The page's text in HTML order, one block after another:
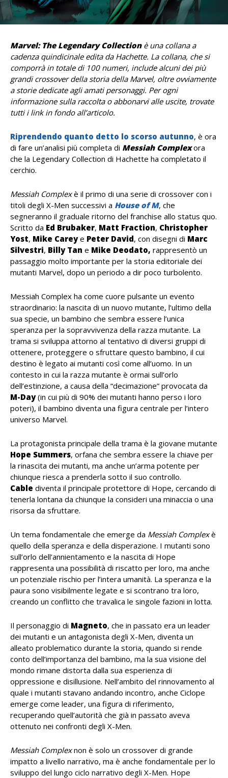
Marvel: The Legendary Collectionè una collana a
cadenza quindicinale edita da Hachette. La collana, che si
comporrà in totale di 100 numeri, include alcuni dei più
grandi crossover della storia della Marvel, oltre ovviamente
a storie dedicate agli amati personaggi. Per ogni
informazione sulla raccolta o abbonarvi alle uscite, trovate
tutti i link in fondo all’articolo.
Riprendendo quanto detto lo scorso autunno, è ora
di fare un’analisi più completa di Messiah Complexora
che la Legendary Collection di Hachette ha completato il
cerchio.
Messiah Complexè il primo di una serie di crossover con i
titoli degli X-Men successivi a House of M, che
segneranno il graduale ritorno del franchise allo status quo.
Scritto da Ed Brubaker, Matt Fraction, Christopher
Yost, Mike Careye Peter David, con disegni di Marc
Silvestri, Billy Tan e Mike Deodato, rappresentò un
passaggio molto importante per la storia editoriale dei
mutanti Marvel, dopo un periodo a dir poco turbolento.
Messiah Complex ha come cuore pulsante un evento
straordinario: la nascita di un nuovo mutante, l’ultimo della
sua specie, un bambino che sembra essere l’unica
speranza per la sopravvivenza della razza mutante. La
trama si sviluppa attorno al tentativo di diversi gruppi di
ottenere, proteggere o sfruttare questo bambino, il cui
destino è legato ai mutanti così come all’uomo. In un
contesto in cui la razza mutante è ormai sull’orlo
dell’estinzione, a causa della “decimazione” provocata da
M-Day(in cui più di 90% dei mutanti hanno perso i loro
poteri), il bambino diventa una figura centrale per l’intero
universo Marvel.
La protagonista principale della trama è la giovane mutante
Hope Summers, orfana che sembra essere la chiave per
la rinascita dei mutanti, ma anche un’arma potente per
chiunque riesca a prenderla sotto il suo controllo.
Cable diventa il principale protettore di Hope, cercando di
tenerla lontana da chiunque la consideri una minaccia o una
risorsa da sfruttare.
Un tema fondamentale che emerge da Messiah Complexè
quello della speranza e della disperazione. I mutanti sono
sull’orlo dell’annientamento e la nascita di Hope
rappresenta una possibilità di riscatto per loro, ma anche
un potenziale rischio per l’intera umanità. La speranza e la
paura sono visibilmente legate e si scontrano tra loro,
creando un conflitto che travalica le singole fazioni in lotta.
Il personaggio di Magneto, che in passato era un leader
dei mutanti e un antagonista degli X-Men, diventa un
alleato problematico durante la storia, quando si rende
conto dell’importanza del bambino, ma la sua visione del
mondo rimane distorta dalla sua esperienza di
oppressione e disillusione. Nell’ambito del rinnovamento al
quale i mutanti stavano andando incontro, anche Ciclope
emerge come leader, una figura di riferimento,
recuperando quell’autorità che già in passato aveva
ottenuto nei confronti degli X-Men.
Messiah Complexnon è solo un crossover di grande
impatto a livello narrativo, ma è anche fondamentale per lo
sviluppo del lungo ciclo narrativo degli X-Men. Hope